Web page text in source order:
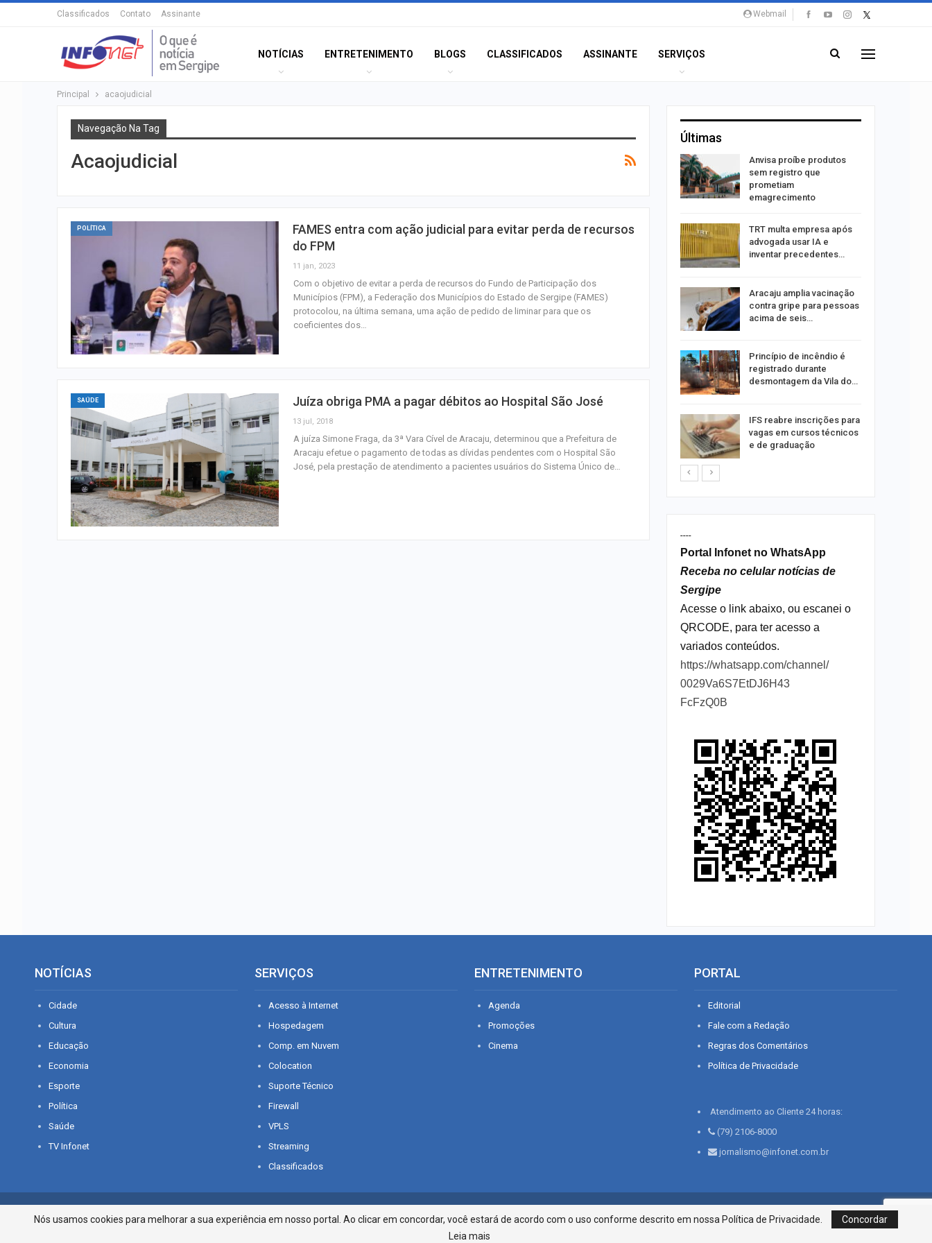
Webmail
Classificados Contato Assinante
NOTÍCIAS ENTRETENIMENTO BLOGS CLASSIFICADOS ASSINANTE SERVIÇOS
Principal acaojudicial
Navegação Na Tag
Acaojudicial
POLÍTICA
FAMES entra com ação judicial para evitar perda de recursos
do FPM
11 jan, 2023
Com o objetivo de evitar a perda de recursos do Fundo de Participação dos
Municípios (FPM), a Federação dos Municípios do Estado de Sergipe (FAMES)
protocolou, na última semana, uma ação de pedido de liminar para que os
coeficientes dos…
SAÚDE Juíza obriga PMA a pagar débitos ao Hospital São José
13 jul, 2018
A juíza Simone Fraga, da 3ª Vara Cível de Aracaju, determinou que a Prefeitura de
Aracaju efetue o pagamento de todas as dívidas pendentes com o Hospital São
José, pela prestação de atendimento a pacientes usuários do Sistema Único de…
Últimas
Câmara de Itabaianinha
Filarmônica de Itabaiana
realiza concerto em
Maurício Manieri traz a
Aracaju a turnê
Inesquecível
drogas em Lagarto
Anvisa proíbe produtos
sem registro que
prometiam
emagrecimento
TRT multa empresa após
advogada usar IA e
inventar precedentes…
Aracaju amplia vacinação
contra gripe para pessoas
acima de seis…
Princípio de incêndio é
registrado durante
desmontagem da Vila do…
IFS reabre inscrições para
vagas em cursos técnicos
e de graduação
----
Portal Infonet no WhatsApp
Receba no celular notícias de
Sergipe
Acesse o link abaixo, ou escanei o
QRCODE, para ter acesso a
variados conteúdos.
https://whatsapp.com/channel/
0029Va6S7EtDJ6H43
FcFzQ0B
NOTÍCIAS
Cidade
Cultura
Educação
Economia
Esporte
Política
Saúde
TV Infonet
SERVIÇOS
Acesso à Internet
Hospedagem
Comp. em Nuvem
Colocation
Suporte Técnico
Firewall
VPLS
Streaming
Classificados
ENTRETENIMENTO
Agenda
Promoções
Cinema
PORTAL
Editorial
Fale com a Redação
Regras dos Comentários
Política de Privacidade
Atendimento ao Cliente 24 horas:
(79) 2106-8000
jornalismo@infonet.com.br
© 2026 - O que é notícia em Sergipe. Todos os direitos reservados.
Infonet - Rua Monsenhor Silveira 276, Bairro São José | Aracaju-SE, CEP 49015-030, Fone: 79.2106.8000 - CI
Centro de Informações LTDA
Nós usamos cookies para melhorar a sua experiência em nosso portal. Ao clicar em concordar, você estará de acordo com o uso conforme descrito em nossa Política de Privacidade.
Concordar
Leia mais